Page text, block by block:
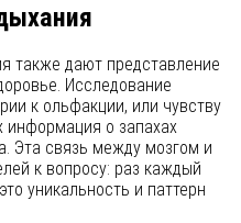
также дают представление
Исследование
к ольфакции, или чувству
информация о запахах
Эта связь между мозгом и
к вопросу: раз каждый
уникальность и паттерн